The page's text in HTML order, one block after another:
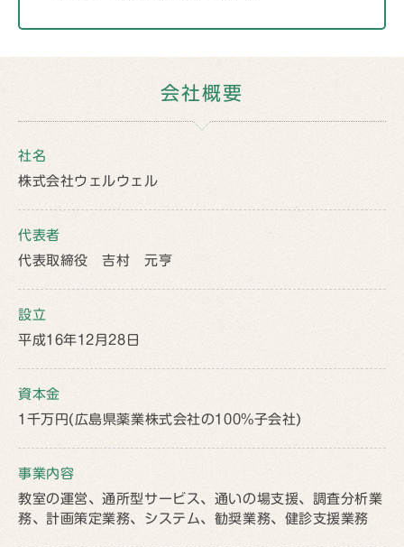
会社概要
社名
株式会社ウェルウェル
代表者
代表取締役 吉村 元亨
設立
平成16年12月28日
資本金
1千万円(広島県薬業株式会社の100%子会社)
事業内容
教室の運営、通所型サービス、通いの場支援、調査分析業
務、計画策定業務、システム、勧奨業務、健診支援業務